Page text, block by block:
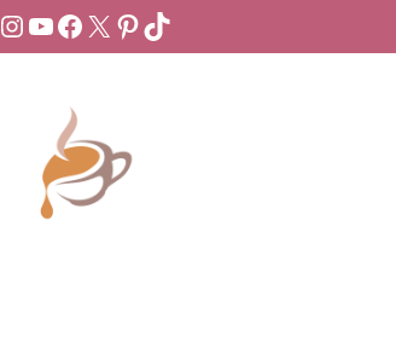
Instagram
YouTube
Facebook
X Pinterest
TikTok